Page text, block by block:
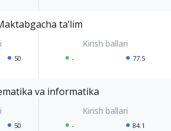
ta’lim
50 - 77.5
va informatika
50 - 84.1